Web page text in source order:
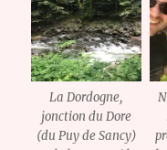
La Dordogne,
jonction du Dore
(du Puy de Sancy)